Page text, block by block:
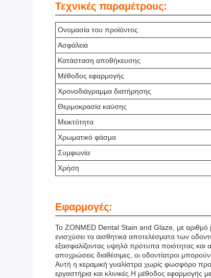
Τεχνικές παραμέτρους:
Ονομασία του προϊόντος
Ασφάλεια
Κατάσταση αποθήκευσης
Μέθοδος εφαρμογής
Χρονοδιάγραμμα διατήρησης
Θερμοκρασία καύσης
Μεικτότητα
Χρωματικό φάσμα
Συμφωνία
Χρήση
Εφαρμογές:
Το ZONMED Dental Stain and Glaze, με αριθμό
ενισχύσει τα αισθητικά αποτελέσματα των
εξασφαλίζοντας υψηλά πρότυπα ποιότητας
αποχρώσεις διαθέσιμες, οι οδοντίατροι
Αυτή η κεραμική γυαλίστρα χωρίς φωσφόρο
εργαστήρια και κλινικές.Η μέθοδος εφαρμογής